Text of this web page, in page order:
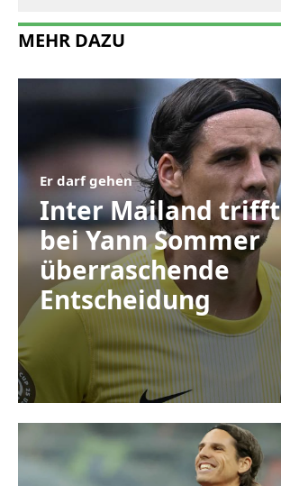
MEHR DAZU
Er darf gehen
Inter Mailand trifft
bei Yann Sommer
überraschende
Entscheidung